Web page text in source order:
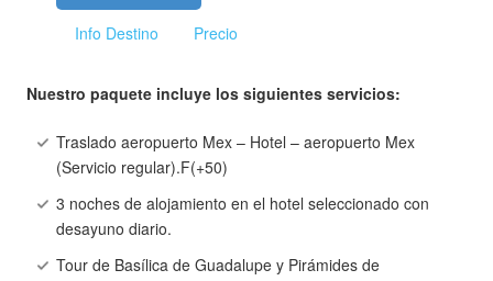
Info Destino Precio
Nuestro paquete incluye los siguientes servicios:
Traslado aeropuerto Mex – Hotel – aeropuerto Mex
(Servicio regular).F(+50)
3 noches de alojamiento en el hotel seleccionado con
desayuno diario.
Tour de Basílica de Guadalupe y Pirámides de